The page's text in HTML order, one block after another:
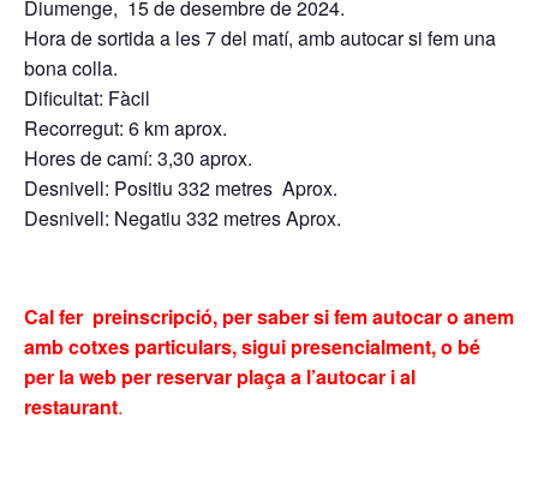
Diumenge, 15 de desembre de 2024.
Hora de sortida a les 7 del matí, amb autocar si fem una
bona colla.
Dificultat: Fàcil
Recorregut: 6 km aprox.
Hores de camí: 3,30 aprox.
Desnivell: Positiu 332 metres Aprox.
Desnivell: Negatiu 332 metres Aprox.
Cal fer preinscripció, per saber si fem autocar o anem
amb cotxes particulars, sigui presencialment, o bé
per la web per reservar plaça a l’autocar i al
restaurant.